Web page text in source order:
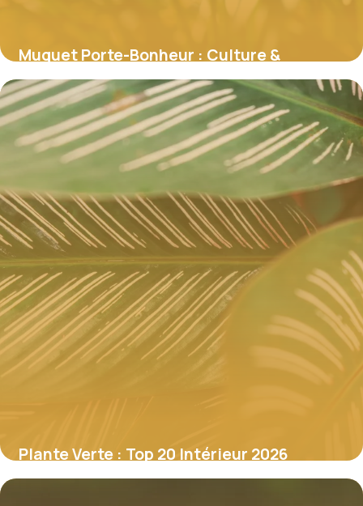
Muguet Porte-Bonheur : Culture &
Traditions
5 juillet 2026
Plante Verte : Top 20 Intérieur 2026
4 juillet 2026